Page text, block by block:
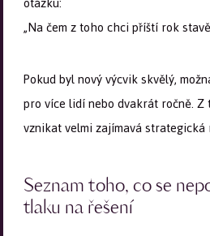
„Na čem z toho chci příští rok
Pokud byl nový výcvik skvělý,
pro více lidí nebo dvakrát ročně.
vznikat velmi zajímavá
Seznam toho, co se
tlaku na řešení